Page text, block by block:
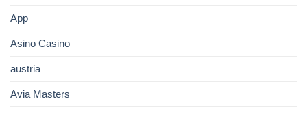
App
Asino Casino
austria
Avia Masters